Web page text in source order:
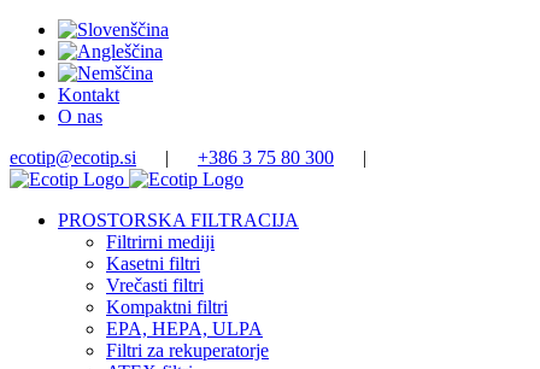
Skip
content
Kontakt
O nas
ecotip@ecotip.si | +386 3 75 80 300 |
PROSTORSKA FILTRACIJA
Filtrirni mediji
Kasetni filtri
Vrečasti filtri
Kompaktni filtri
EPA, HEPA, ULPA
Filtri za rekuperatorje